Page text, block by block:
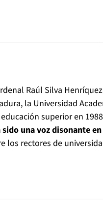
Raúl Silva Henríquez
la Universidad
superior en
sido una voz disonante
los rectores de